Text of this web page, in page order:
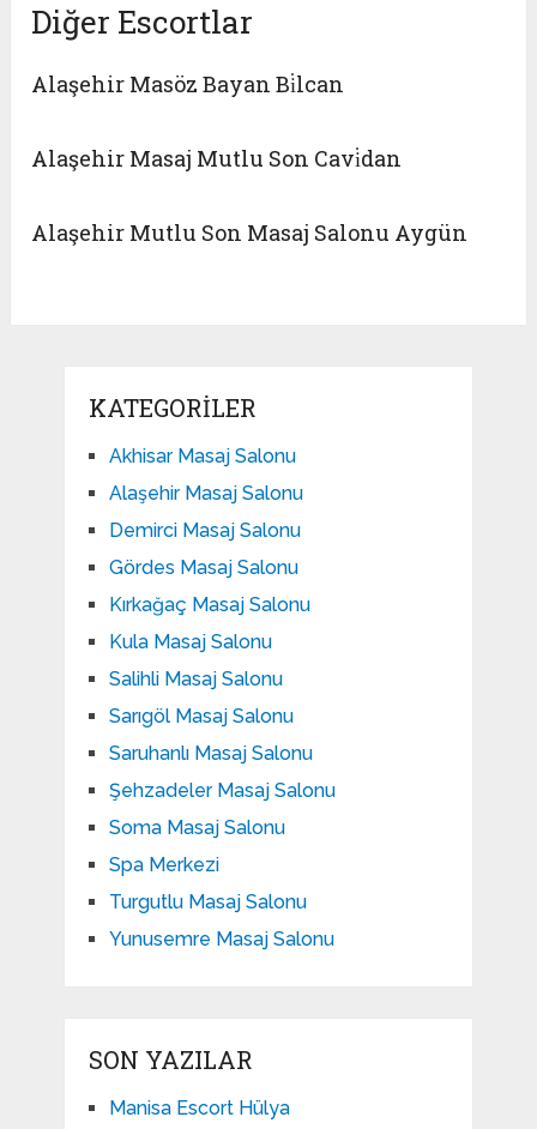
Diğer Escortlar
Alaşehir Masöz Bayan Bi̇lcan
Alaşehir Masaj Mutlu Son Cavi̇dan
Alaşehir Mutlu Son Masaj Salonu Aygün
KATEGORILER
Akhisar Masaj Salonu
Alaşehir Masaj Salonu
Demirci Masaj Salonu
Gördes Masaj Salonu
Kırkağaç Masaj Salonu
Kula Masaj Salonu
Salihli Masaj Salonu
Sarıgöl Masaj Salonu
Saruhanlı Masaj Salonu
Şehzadeler Masaj Salonu
Soma Masaj Salonu
Spa Merkezi
Turgutlu Masaj Salonu
Yunusemre Masaj Salonu
SON YAZILAR
Manisa Escort Hülya